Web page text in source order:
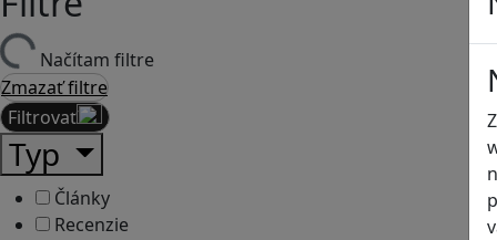
Načítam filtre
Zmazať filtre
Filtrovať
Typ
Články
Recenzie